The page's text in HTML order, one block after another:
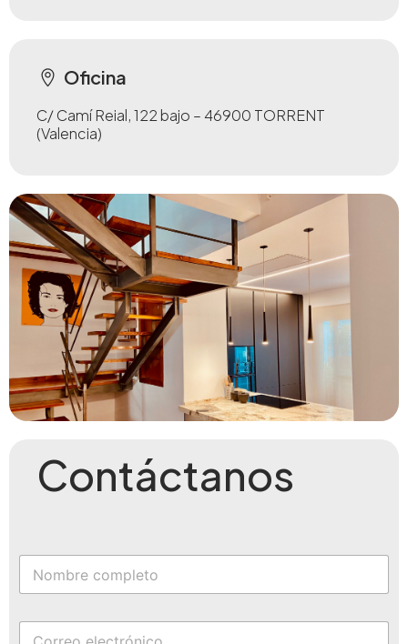
Oficina
C/ Camí Reial, 122 bajo – 46900 TORRENT
(Valencia)
Contáctanos